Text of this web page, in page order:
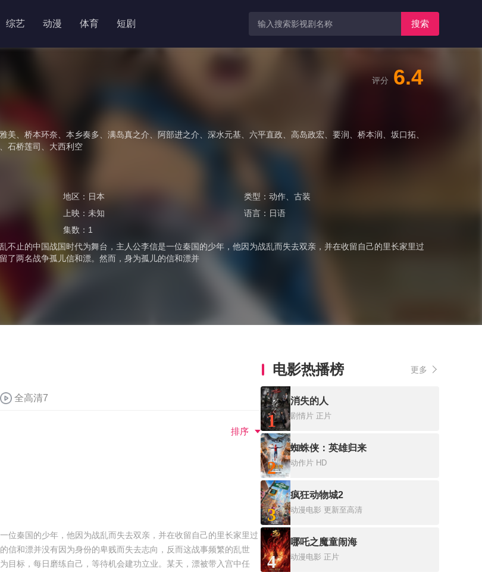
综艺 动漫 体育 短剧 搜索
美 桥本环奈 本乡奏多 满岛真之介 阿部进之介 深水元基 六平直政 高岛政宏 要润 桥本润 坂口拓
石桥莲司
大西利空
地区： 日本 类型： 动作、 古装
上映：未知 语言： 日语
集数： 1
不止的中国战国时代为舞台，主人公李信是一位秦国的少年，他因为战乱而失去双亲，并在收留自己的里长家里过
了两名战争孤儿信和漂。然而，身为孤儿的信和漂并
评分 6.4
全高清7
排序
位秦国的少年，他因为战乱而失去双亲，并在收留自己的里长家里过
信和漂并没有因为身份的卑贱而失去志向，反而这战事频繁的乱世
目标，每日磨练自己，等待机会建功立业。某天，漂被带入宫中任
电影热播榜 更多
1
消失的人
剧情片 正片
2
蜘蛛侠：英雄归来
动作片 HD
3
疯狂动物城2
动漫电影 更新至高清
4
哪吒之魔童闹海
动漫电影 正片